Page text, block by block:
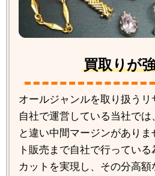
買取りが
オールジャンルを取り扱う
自社で運営している当社で
と違い中間マージンがあり
ト販売まで自社で行ってい
カットを実現し、その分高